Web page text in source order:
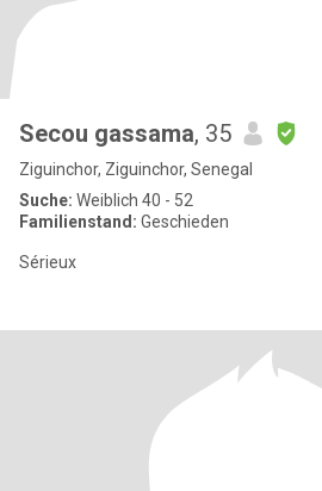
Secou gassama, 35
Ziguinchor, Ziguinchor, Senegal
Suche: Weiblich 40 - 52
Familienstand: Geschieden
Sérieux